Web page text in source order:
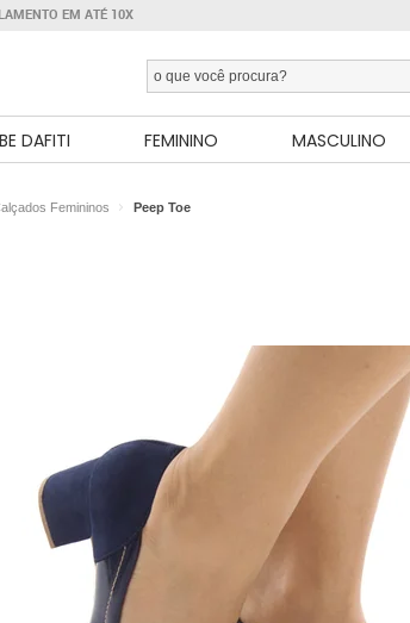
EM ATÉ 10X
DAFITI FEMININO MASCULINO
Femininos Peep Toe